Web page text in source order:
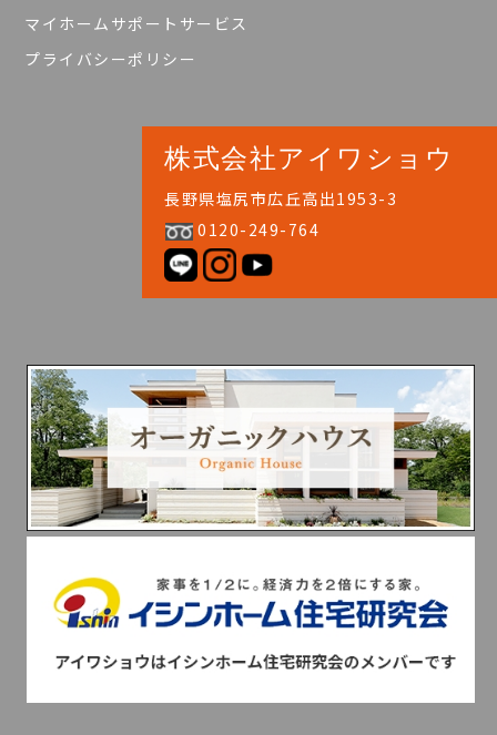
マイホームサポートサービス
プライバシーポリシー
株式会社アイワショウ
長野県塩尻市広丘高出1953-3
0120-249-764